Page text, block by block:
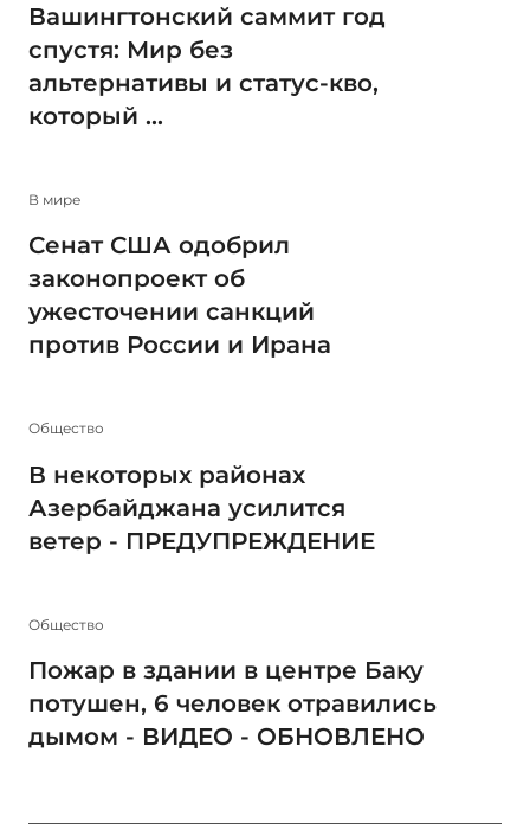
Вашингтонский саммит год
спустя: Мир без
альтернативы и статус-кво,
который ...
В мире
Сенат США одобрил
законопроект об
ужесточении санкций
против России и Ирана
Общество
В некоторых районах
Азербайджана усилится
ветер - ПРЕДУПРЕЖДЕНИЕ
Общество
Пожар в здании в центре Баку
потушен, 6 человек отравились
дымом - ВИДЕО - ОБНОВЛЕНО